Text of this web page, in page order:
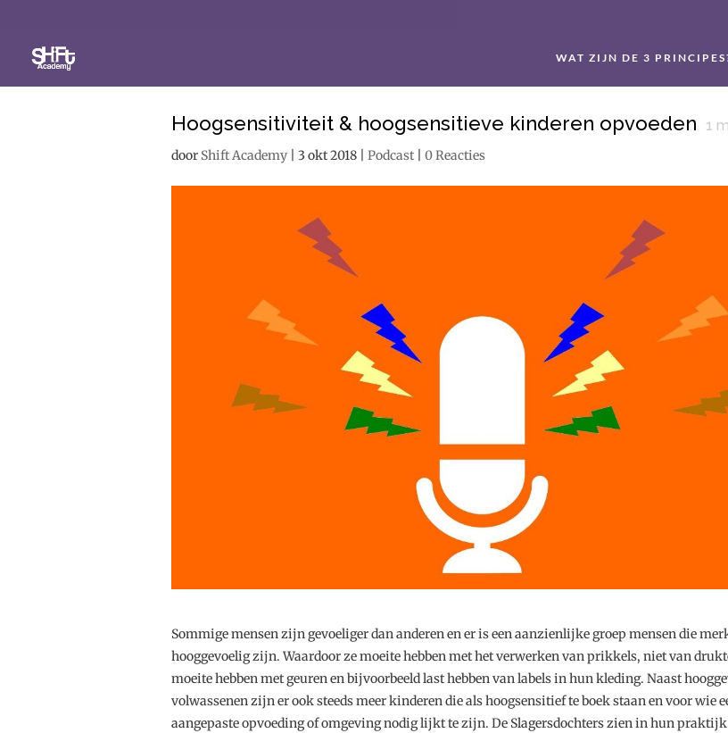
WAT ZIJN DE 3
Hoogsensitiviteit & hoogsensitieve kinderen opvoeden 1
door Shift Academy 3 okt 2018 Podcast 0 Reacties
Sommige mensen zijn gevoeliger dan anderen en er is een aanzienlijke groep mensen die
hooggevoelig zijn. Waardoor ze moeite hebben met het verwerken van prikkels, niet van
moeite hebben met geuren en bijvoorbeeld last hebben van labels in hun kleding. Naast
volwassenen zijn er ook steeds meer kinderen die als hoogsensitief te boek staan en voor wie
aangepaste opvoeding of omgeving nodig lijkt te zijn. De Slagersdochters zien in hun